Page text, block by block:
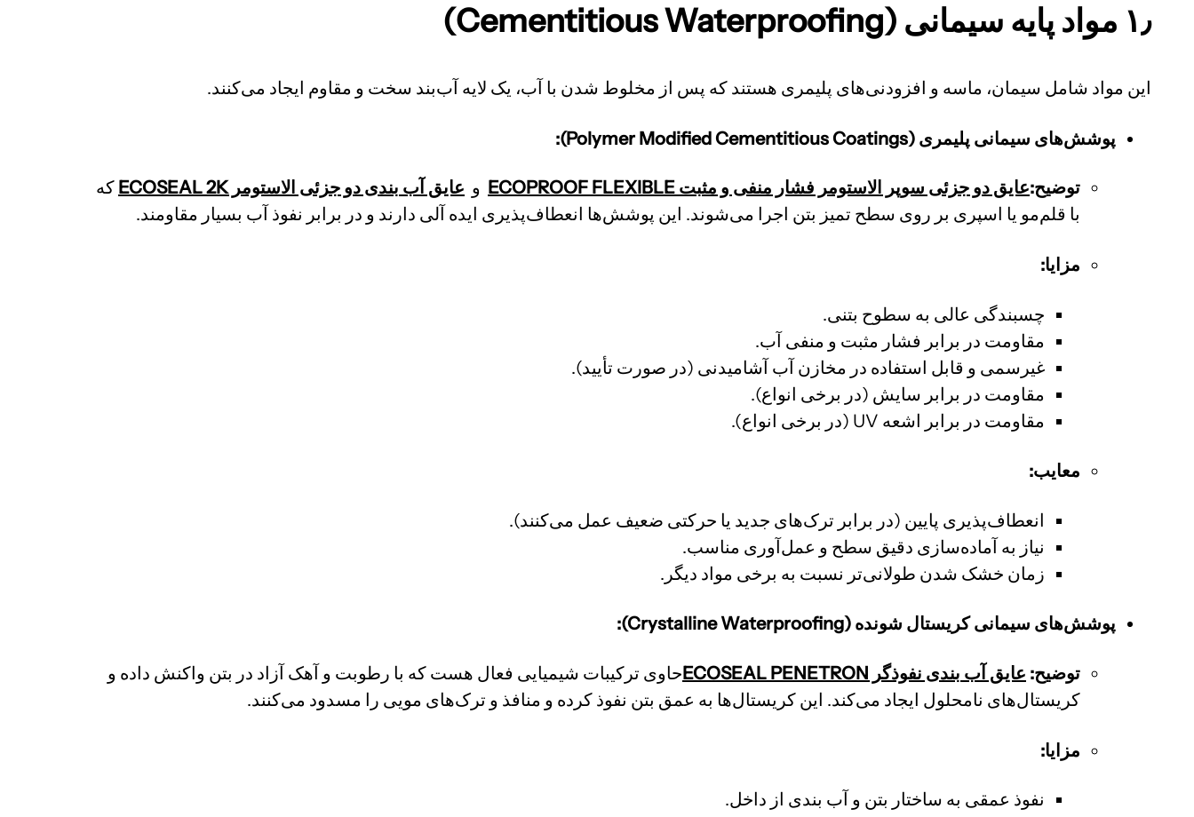
۱٫ مواد پایه سیمانی (Cementitious Waterproofing)
این مواد شامل سیمان، ماسه و افزودنی‌های پلیمری هستند که پس از مخلوط شدن با آب، یک لایه آب‌بند سخت و مقاوم ایجاد می‌کنند.
پوشش‌های سیمانی پلیمری (Polymer Modified Cementitious Coatings):
توضیح:عایق دو جزئی سوپر الاستومر فشار منفی و مثبت ECOPROOF FLEXIBLE و عایق آب بندی دو جزئی الاستومر ECOSEAL 2K
که
با قلم‌مو یا اسپری بر روی سطح تمیز بتن اجرا می‌شوند. این پوشش‌ها انعطاف‌پذیری ایده آلی دارند و در برابر نفوذ آب بسیار مقاومند.
مزایا:
چسبندگی عالی به سطوح بتنی.
مقاومت در برابر فشار مثبت و منفی آب.
غیرسمی و قابل استفاده در مخازن آب آشامیدنی (در صورت تأیید).
مقاومت در برابر سایش (در برخی انواع).
مقاومت در برابر اشعه UV (در برخی انواع).
معایب:
انعطاف‌پذیری پایین (در برابر ترک‌های جدید یا حرکتی ضعیف عمل می‌کنند).
نیاز به آماده‌سازی دقیق سطح و عمل‌آوری مناسب.
زمان خشک شدن طولانی‌تر نسبت به برخی مواد دیگر.
پوشش‌های سیمانی کریستال شونده (Crystalline Waterproofing):
توضیح: عایق آب بندی نفوذگر ECOSEAL PENETRON
حاوی ترکیبات شیمیایی فعال هست که با رطوبت و آهک آزاد در بتن واکنش داده و
کریستال‌های نامحلول ایجاد می‌کند. این کریستال‌ها به عمق بتن نفوذ کرده و منافذ و ترک‌های مویی را مسدود می‌کنند.
مزایا:
نفوذ عمقی به ساختار بتن و آب بندی از داخل.